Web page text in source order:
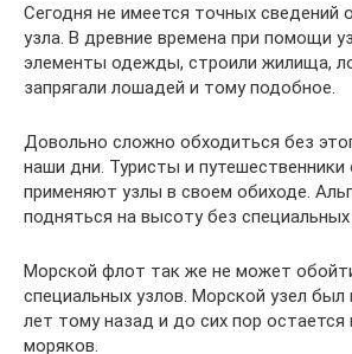
Сегодня не имеется точных сведений
узла. В древние времена при помощи
элементы одежды, строили жилища,
запрягали лошадей и тому подобное.
Довольно сложно обходиться без
наши дни. Туристы и путешественники
применяют узлы в своем обиходе.
подняться на высоту без специальных
Морской флот так же не может
специальных узлов. Морской узел был
лет тому назад и до сих пор
моряков.